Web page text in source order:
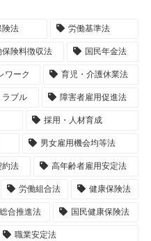
険法 労働基準法
保険料徴収法 国民年金法
ワーク 育児・介護休業法
ラブル 障害者雇用促進法
採用・人材育成
男女雇用機会均等法
約法 高年齢者雇用安定法
労働組合法 健康保険法
合推進法 国民健康保険法
職業安定法